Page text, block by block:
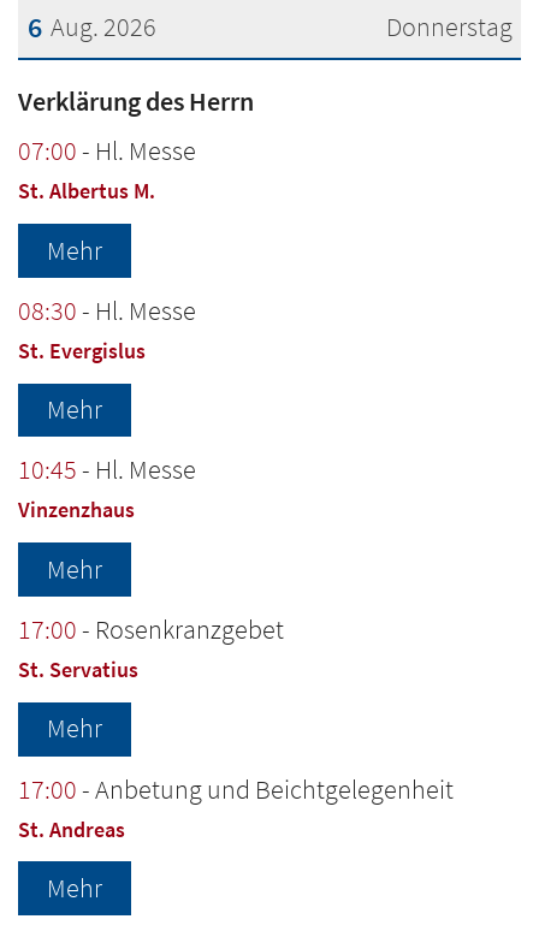
Donnerstag
6 Aug. 2026
Datum: 6. August 2026
Verklärung des Herrn
07:00
Hl. Messe
St. Albertus M.
Mehr
08:30
Hl. Messe
St. Evergislus
Mehr
10:45
Hl. Messe
Vinzenzhaus
Mehr
17:00
Rosenkranzgebet
St. Servatius
Mehr
17:00 Anbetung und Beichtgelegenheit
St. Andreas
Mehr